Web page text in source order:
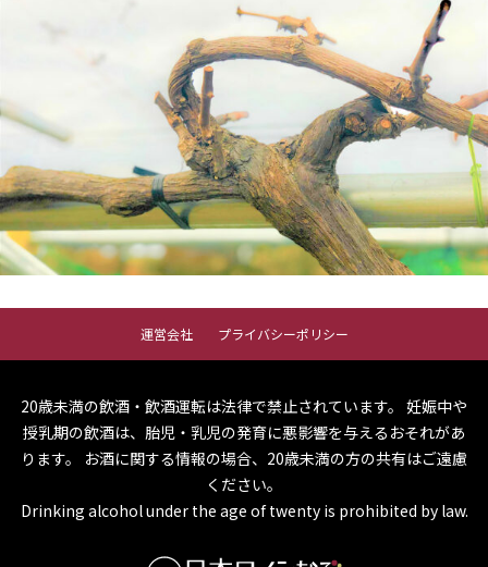
運営会社 プライバシーポリシー
20歳未満の飲酒・飲酒運転は法律で禁止されています。 妊娠中や
授乳期の飲酒は、胎児・乳児の発育に悪影響を与えるおそれがあ
ります。
お酒に関する情報の場合、20歳未満の方の共有はご遠慮
ください。
Drinking alcohol under the age of twenty is prohibited by law.